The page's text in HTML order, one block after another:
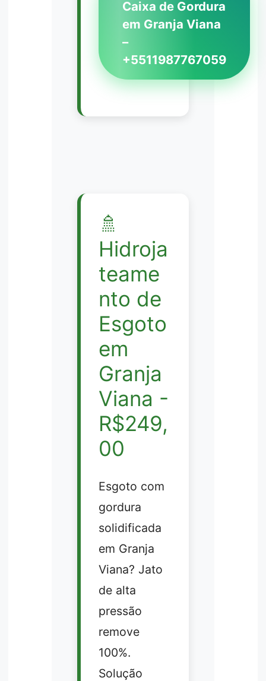
Caixa de Gordura
em Granja Viana
–
+5511987767059
🚿
Hidroja
teame
nto de
Esgoto
em
Granja
Viana -
R$249,
00
Esgoto com
gordura
solidificada
em Granja
Viana? Jato
de alta
pressão
remove
100%.
Solução